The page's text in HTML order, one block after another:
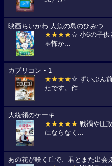
映画ちいかわ 人魚の島のひみつ
★★★★☆ 小6の子供
ゃ怖か...
カプリコン・1
★★★★☆ ずいぶん
たです。作...
大統領のケーキ
★★★★★ 戦禍や圧
にならなく...
あの花が咲く丘で、君とまた出会